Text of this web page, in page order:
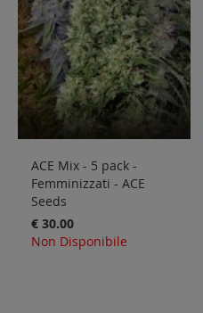
ACE Mix - 5 pack -
Femminizzati - ACE
Seeds
€ 30.00
Non Disponibile